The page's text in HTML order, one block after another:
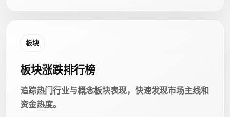
板块
板块涨跌排行榜
追踪热门行业与概念板块表现，快速发现市场主线和
资金热度。